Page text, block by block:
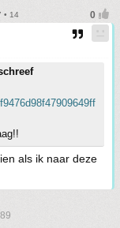
• 14
als ik naar deze